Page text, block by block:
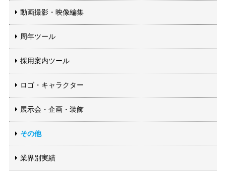
動画撮影・映像編集
周年ツール
採用案内ツール
ロゴ・キャラクター
展示会・企画・装飾
その他
業界別実績